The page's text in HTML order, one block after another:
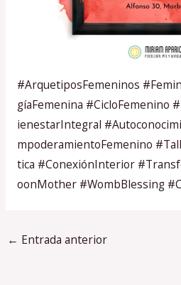
#ArquetiposFemeninos
gíaFemenina #CicloFemenino
ienestarIntegral
mpoderamientoFemenino
tica #ConexiónInterior
oonMother #WombBlessing
← Entrada anterior